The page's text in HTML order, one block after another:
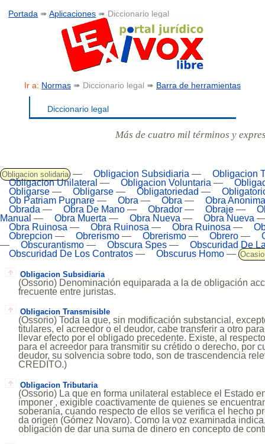
Portada ➠Aplicaciones ➠ Diccionario legal
Ir a: Normas ➠ Diccionario legal ➠ Barra de herramientas
Diccionario legal
Más de cuatro mil términos y
Obligacion solidaria — Obligacion Subsidiaria —
Obligacion
Obligacion Unilateral — Obligacion Voluntaria —
Obligarse — Obligarse — Obligatoriedad —
Ob Patriam Pugnare — Obra — Obra —
Obra Anonima
Obrada — Obra De Mano — Obrador — Obraje —
Manual — Obra Muerta — Obra Nueva — Obra Nueva
Obra Ruinosa — Obra Ruinosa — Obra Ruinosa —
Obrepcion — Obrerismo — Obrerismo — Obrero —
—
Obscurantismo — Obscura Spes —
Obscuridad De
Obscuridad De Los Contratos — Obscurus Homo —
Obligacion Subsidiaria
(Ossorio) Denominación equiparada a la de obligación
frecuente entre juristas.
Obligacion Transmisible
(Ossorio) Toda la que, sin modificación substancial,
titulares, el acreedor o el deudor, cabe transferir a otro
llevar efecto por el obligado precedente. Existe, al
para el acreedor para transmitir su crétido o derecho, por
deudor, su solvencia sobre todo, son de trascendencia
CREDITO.)
Obligacion Tributaria
(Ossorio) La que en forma unilateral establece el Estado
imponer , exigible coactivamente de quienes se
soberanía, cuando respecto de ellos se verifica el hecho
da origen (Gómez Novaro). Como la voz examinada
obligación de dar una suma de dinero en concepto de